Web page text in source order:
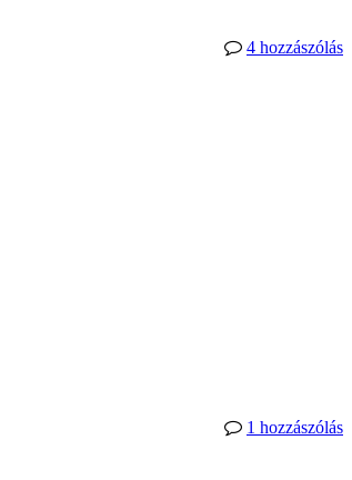
4 hozzászólás
1 hozzászólás